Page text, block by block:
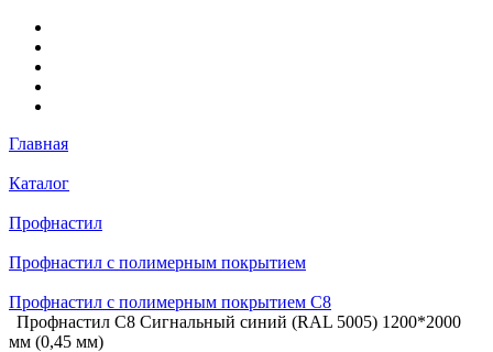
Главная
Каталог
Профнастил
Профнастил с полимерным покрытием
Профнастил с полимерным покрытием С8
Профнастил С8 Сигнальный синий (RAL 5005) 1200*2000
мм (0,45 мм)